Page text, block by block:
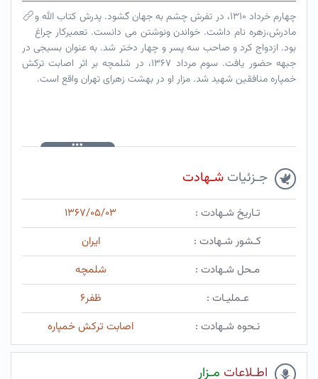
چهارم خرداد ۱۳۱۰، در تفرش چشم به جهان گشود. پدرش کتاب الله و
مادرش،زهره نام داشت. خواندن ونوشتن می دانست. تعمیرکار چراغ
بود. ازدواج کرد و صاحب سه پسر و چهار دختر شد. به عنوان بسیجی در
جبهه حضور یافت. سوم مرداد ۱۳۶۷، در شلمچه بر اثر اصابت ترکش
خمپاره منافقین شهید شد. مزار او در بهشت زهرای تهران واقع است.
جـزئیات شـهادت
تـاریخ شـهادت :
۱۳۶۷/۰۵/۰۳
کـشور شـهادت :
ایران
مـحل شـهادت :
شلمچه
عـملیـات :
ظفر۶
نـحوه شـهادت :
اصابت ترکش خمپاره
اطـلاعات مـزار